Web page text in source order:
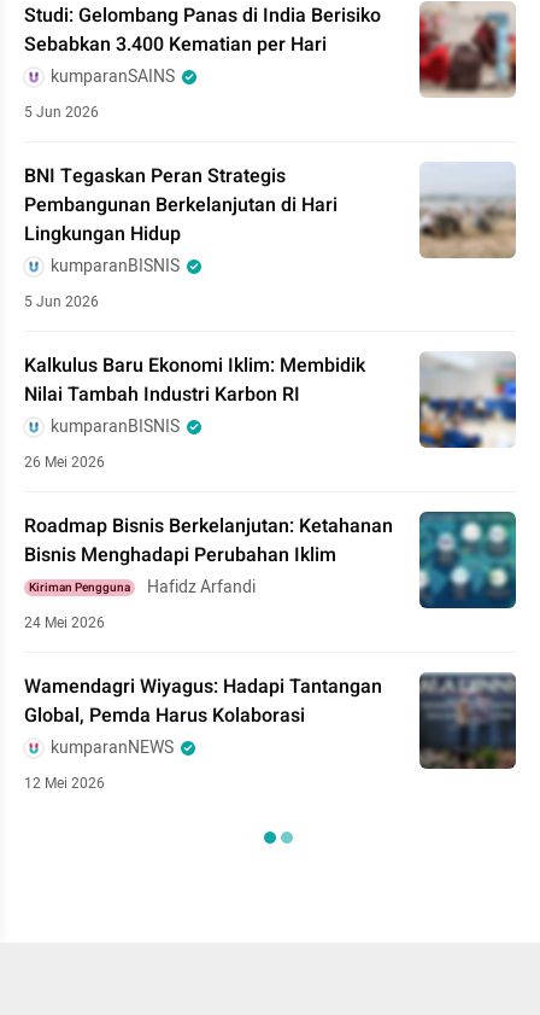
Studi: Gelombang Panas di India Berisiko
Sebabkan 3.400 Kematian per Hari
kumparanSAINS
5 Jun 2026
BNI Tegaskan Peran Strategis
Pembangunan Berkelanjutan di Hari
Lingkungan Hidup
kumparanBISNIS
5 Jun 2026
Kalkulus Baru Ekonomi Iklim: Membidik
Nilai Tambah Industri Karbon RI
kumparanBISNIS
26 Mei 2026
Roadmap Bisnis Berkelanjutan: Ketahanan
Bisnis Menghadapi Perubahan Iklim
Kiriman Pengguna Hafidz Arfandi
24 Mei 2026
Wamendagri Wiyagus: Hadapi Tantangan
Global, Pemda Harus Kolaborasi
kumparanNEWS
12 Mei 2026